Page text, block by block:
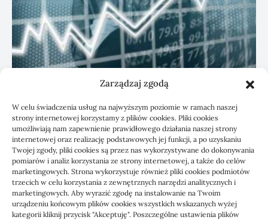
Zarządzaj zgodą
W celu świadczenia usług na najwyższym poziomie w ramach naszej
strony internetowej korzystamy z plików cookies. Pliki cookies
umożliwiają nam zapewnienie prawidłowego działania naszej strony
internetowej oraz realizację podstawowych jej funkcji, a po uzyskaniu
Twojej zgody, pliki cookies są przez nas wykorzystywane do dokonywania
pomiarów i analiz korzystania ze strony internetowej, a także do celów
marketingowych. Strona wykorzystuje również pliki cookies podmiotów
trzecich w celu korzystania z zewnętrznych narzędzi analitycznych i
marketingowych. Aby wyrazić zgodę na instalowanie na Twoim
urządzeniu końcowym plików cookies wszystkich wskazanych wyżej
kategorii kliknij przycisk "Akceptuję". Poszczególne ustawienia plików
KSeF: przygotowanie sp. z o.o. z biurem
rachunkowym